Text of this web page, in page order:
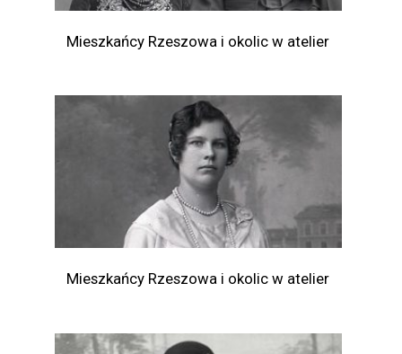
Mieszkańcy Rzeszowa i okolic w atelier
Mieszkańcy Rzeszowa i okolic w atelier